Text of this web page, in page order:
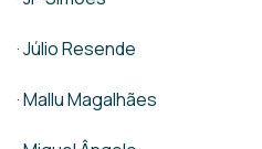
·Júlio Resende
·Mallu Magalhães